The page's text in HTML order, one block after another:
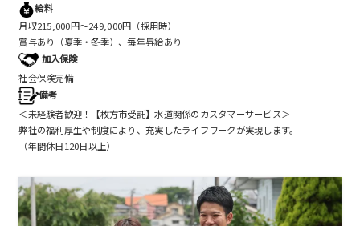
給料
月収215,000円～249,000円（採用時）
賞与あり（夏季・冬季）、毎年昇給あり
加入保険
社会保険完備
備考
＜未経験者歓迎！【枚方市受託】水道関係のカスタマーサービス＞
弊社の福利厚生や制度により、充実したライフワークが実現します。
（年間休日120日以上）